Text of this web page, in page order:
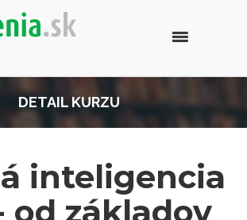
DETAIL KURZU
inteligencia
od základov